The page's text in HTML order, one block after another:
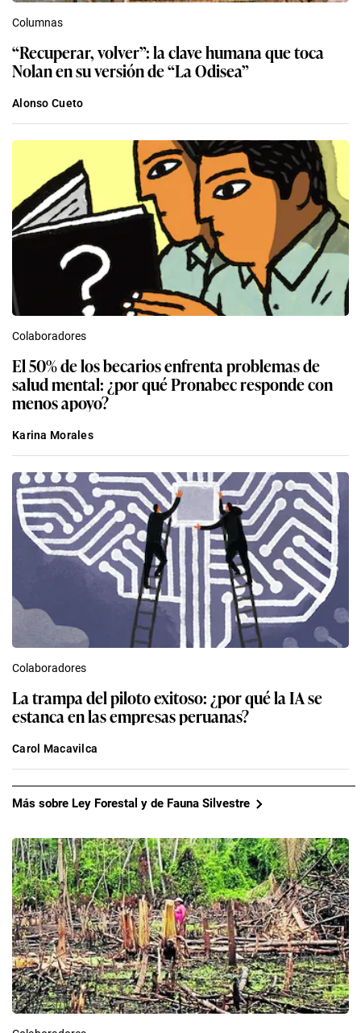
Columnas
“Recuperar, volver”: la clave humana que toca
Nolan en su versión de “La Odisea”
Alonso Cueto
Colaboradores
El 50% de los becarios enfrenta problemas de
salud mental: ¿por qué Pronabec responde con
menos apoyo?
Karina Morales
Colaboradores
La trampa del piloto exitoso: ¿por qué la IA se
estanca en las empresas peruanas?
Carol Macavilca
Más sobre Ley Forestal y de Fauna Silvestre